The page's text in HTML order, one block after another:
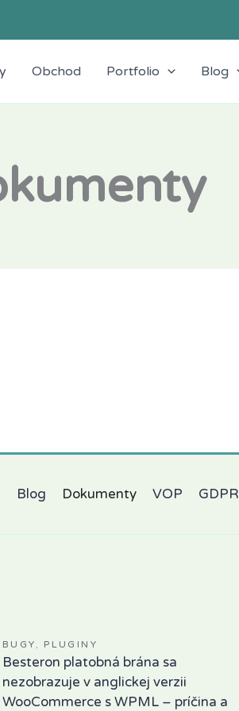
Obchod Portfolio Blog
Blog Dokumenty VOP GDPR
BUGY , PLUGINY
Besteron platobná brána sa
nezobrazuje v anglickej verzii
WooCommerce s WPML – príčina a